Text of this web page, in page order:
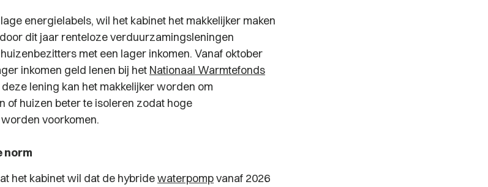
energielabels, wil het kabinet het makkelijker maken
dit jaar renteloze verduurzamingsleningen
met een lager inkomen. Vanaf oktober
inkomen geld lenen bij het Nationaal Warmtefonds
lening kan het makkelijker worden om
of huizen beter te isoleren zodat hoge
voorkomen.
norm
het kabinet wil dat de hybridewaterpompvanaf 2026